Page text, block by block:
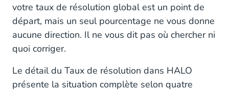
votre taux de résolution global est un point de
départ, mais un seul pourcentage ne vous donne
aucune direction. Il ne vous dit pas où chercher ni
quoi corriger.
Le détail du Taux de résolution dans HALO
présente la situation complète selon quatre